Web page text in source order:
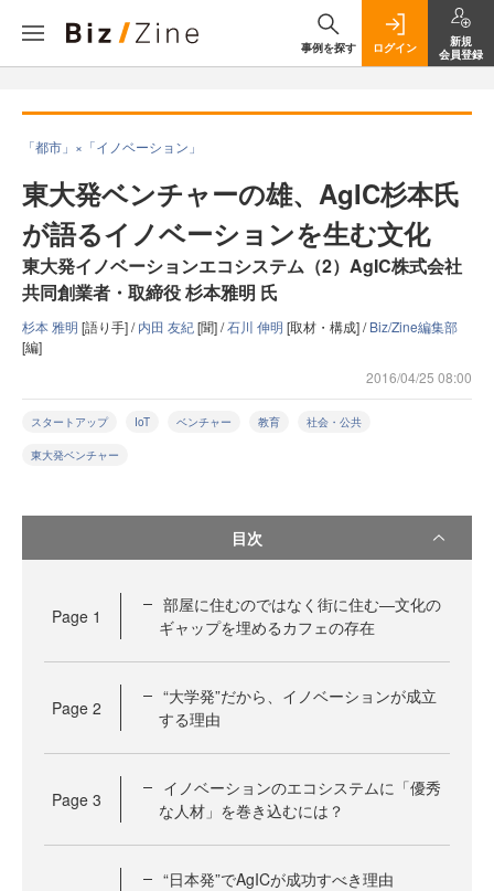
事例を探す ログイン
新規
会員登録
「都市」×「イノベーション」
東大発ベンチャーの雄、AgIC杉本氏
が語るイノベーションを生む文化
東大発イノベーションエコシステム（2）AgIC株式会社
共同創業者・取締役 杉本雅明 氏
杉本 雅明 [語り手] /内田 友紀[聞] /石川 伸明 [取材・構成] /Biz/Zine編集部
[編]
2016/04/25 08:00
スタートアップ IoT ベンチャー 教育 社会・公共
東大発ベンチャー
目次
Page 1
部屋に住むのではなく街に住む―文化の
ギャップを埋めるカフェの存在
Page 2
“大学発”だから、イノベーションが成立
する理由
Page 3
イノベーションのエコシステムに「優秀
な人材」を巻き込むには？
“日本発”でAgICが成功すべき理由